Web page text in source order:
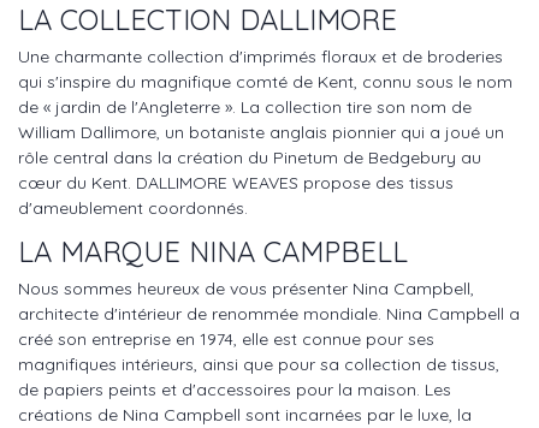
LA COLLECTION DALLIMORE
Une charmante collection d'imprimés floraux et de broderies
qui s'inspire du magnifique comté de Kent, connu sous le nom
de « jardin de l'Angleterre ». La collection tire son nom de
William Dallimore, un botaniste anglais pionnier qui a joué un
rôle central dans la création du Pinetum de Bedgebury au
cœur du Kent. DALLIMORE WEAVES propose des tissus
d'ameublement coordonnés.
LA MARQUE NINA CAMPBELL
Nous sommes heureux de vous présenter Nina Campbell,
architecte d'intérieur de renommée mondiale. Nina Campbell a
créé son entreprise en 1974, elle est connue pour ses
magnifiques intérieurs, ainsi que pour sa collection de tissus,
de papiers peints et d'accessoires pour la maison. Les
créations de Nina Campbell sont incarnées par le luxe, la